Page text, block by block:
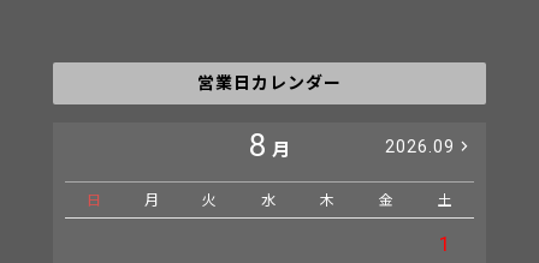
営業日カレンダー
8 月 2026.09
日 月 火 水 木 金 土
1